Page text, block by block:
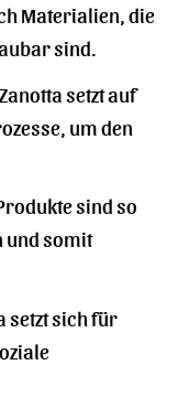
Materialien, die
sind.
setzt auf
um den
sind so
und somit
setzt sich für